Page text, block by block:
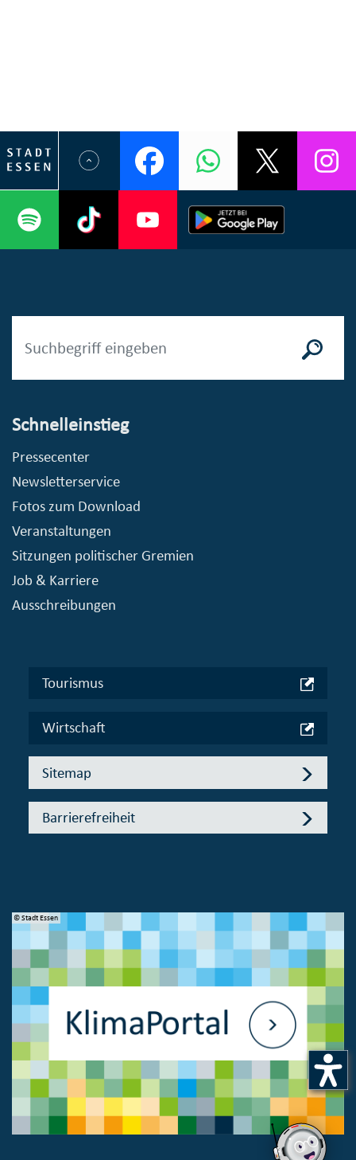
Schnelleinstieg
Pressecenter
Newsletterservice
Fotos zum Download
Veranstaltungen
Sitzungen politischer Gremien
Job & Karriere
Ausschreibungen
Tourismus
Wirtschaft
Sitemap
Barrierefreiheit
© Stadt Essen